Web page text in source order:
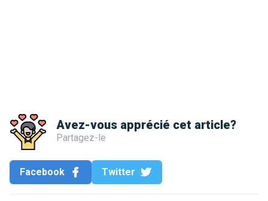
Avez-vous apprécié cet article?
Partagez-le
Facebook Twitter